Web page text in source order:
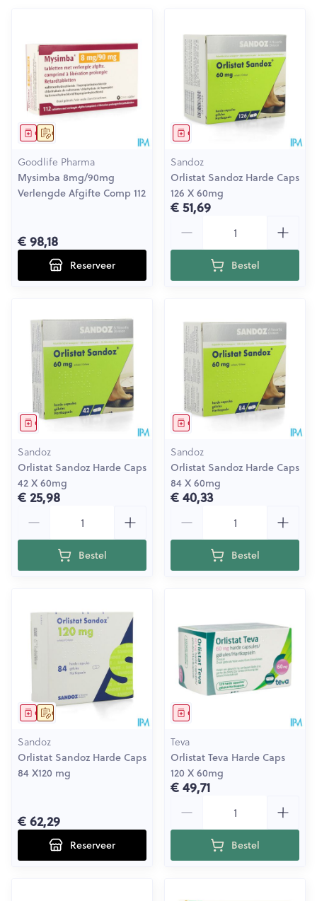
Op voorschrift
Geneesmiddel
Goodlife Pharma
Mysimba 8mg/90mg
Verlengde Afgifte Comp 112
€ 98,18
Reserveer
Geneesmiddel
Sandoz
Orlistat Sandoz Harde Caps
126 X 60mg
€ 51,69
Bestel
Geneesmiddel
Sandoz
Orlistat Sandoz Harde Caps
42 X 60mg
€ 25,98
Bestel
Geneesmiddel
Sandoz
Orlistat Sandoz Harde Caps
84 X 60mg
€ 40,33
Bestel
Op voorschrift
Geneesmiddel
Sandoz
Orlistat Sandoz Harde Caps
84 X120 mg
€ 62,29
Reserveer
Geneesmiddel
Teva
Orlistat Teva Harde Caps
120 X 60mg
€ 49,71
Bestel